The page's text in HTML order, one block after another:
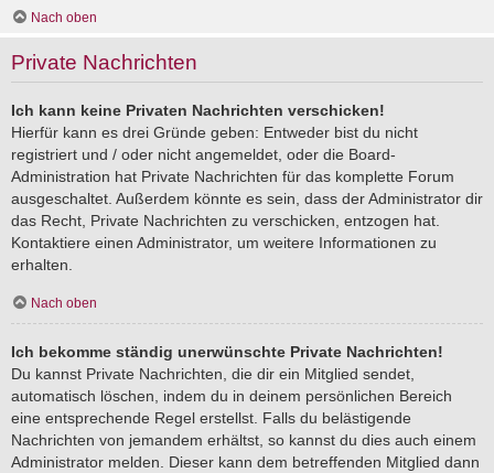
Nach oben
Private Nachrichten
Ich kann keine Privaten Nachrichten verschicken!
Hierfür kann es drei Gründe geben: Entweder bist du nicht
registriert und / oder nicht angemeldet, oder die Board-
Administration hat Private Nachrichten für das komplette Forum
ausgeschaltet. Außerdem könnte es sein, dass der Administrator dir
das Recht, Private Nachrichten zu verschicken, entzogen hat.
Kontaktiere einen Administrator, um weitere Informationen zu
erhalten.
Nach oben
Ich bekomme ständig unerwünschte Private Nachrichten!
Du kannst Private Nachrichten, die dir ein Mitglied sendet,
automatisch löschen, indem du in deinem persönlichen Bereich
eine entsprechende Regel erstellst. Falls du belästigende
Nachrichten von jemandem erhältst, so kannst du dies auch einem
Administrator melden. Dieser kann dem betreffenden Mitglied dann